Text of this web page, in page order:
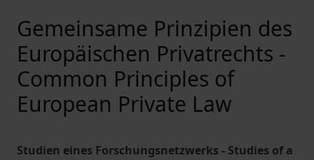
Gemeinsame Prinzipien des
Europäischen Privatrechts -
Common Principles of
European Private Law
Studien eines Forschungsnetzwerks - Studies of a